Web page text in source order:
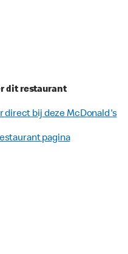
dit restaurant
direct bij deze McDonald's
pagina